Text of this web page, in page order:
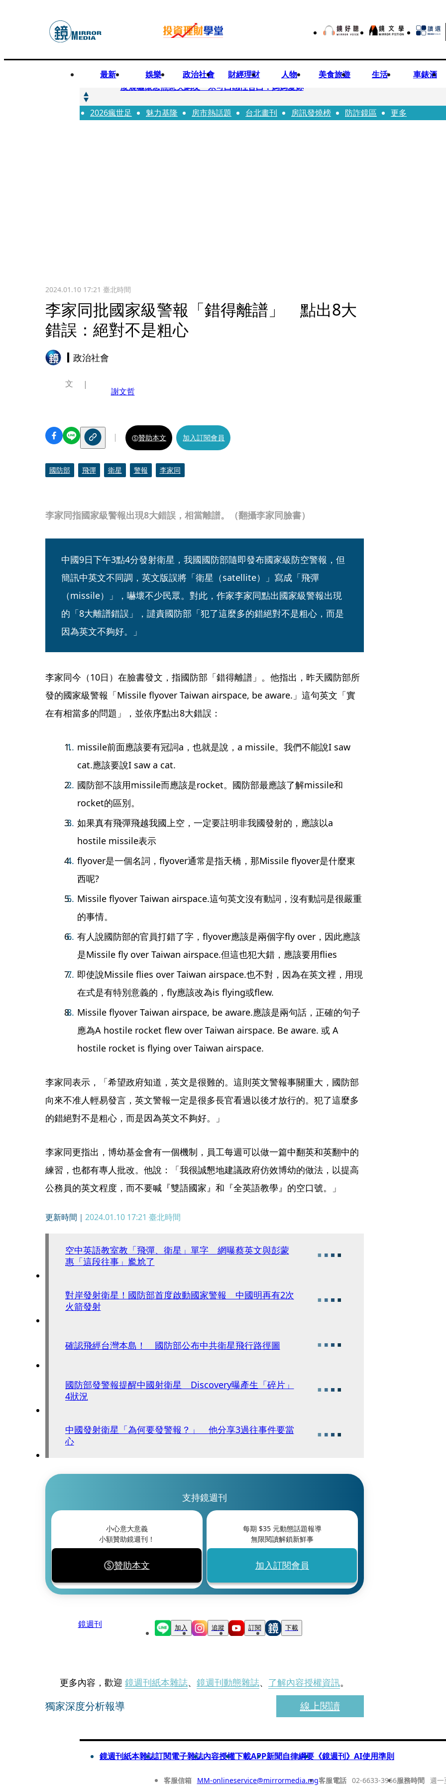
最新 娛樂 政治社會 財經理財 人物 美食旅遊 生活 車錶酒
快訊
凌晨曬懷念照惹哭網友 米可白感性告白：媽媽愛妳
快訊
酸民質疑民進黨「是不是有她裸照？」 黃智賢3點回嗆獲網友讚爆
2026瘋世足 魅力基隆 房市熱話題 台北畫刊 房訊發燒榜 防詐鏡區 更多
2024.01.10 17:21 臺北時間
李家同批國家級警報「錯得離譜」 點出8大
錯誤：絕對不是粗心
政治社會
李家同指國家級警報出現8大錯誤，相當離譜。（翻攝李家同臉書）
文
謝文哲
贊助本文 加入訂閱會員
國防部 飛彈 衛星 警報 李家同
中國9日下午3點4分發射衛星，我國國防部隨即發布國家級防空警報，但
簡訊中英文不同調，英文版誤將「衛星（satellite）」寫成「飛彈
（missile）」，嚇壞不少民眾。對此，作家李家同點出國家級警報出現
的「8大離譜錯誤」，譴責國防部「犯了這麼多的錯絕對不是粗心，而是
因為英文不夠好。」
李家同今（10日）在臉書發文，指國防部「錯得離譜」。他指出，昨天國防部所
發的國家級警報「Missile flyover Taiwan airspace, be aware.」這句英文「實
在有相當多的問題」，並依序點出8大錯誤：
missile前面應該要有冠詞a，也就是說，a missile。我們不能說I saw
cat.應該要說I saw a cat.
國防部不該用missile而應該是rocket。國防部最應該了解missile和
rocket的區別。
如果真有飛彈飛越我國上空，一定要註明非我國發射的，應該以a
hostile missile表示
flyover是一個名詞，flyover通常是指天橋，那Missile flyover是什麼東
西呢?
Missile flyover Taiwan airspace.這句英文沒有動詞，沒有動詞是很嚴重
的事情。
有人說國防部的官員打錯了字，flyover應該是兩個字fly over，因此應該
是Missile fly over Taiwan airspace.但這也犯大錯，應該要用flies
即使說Missile flies over Taiwan airspace.也不對，因為在英文裡，用現
在式是有特別意義的，fly應該改為is flying或flew.
Missile flyover Taiwan airspace, be aware.應該是兩句話，正確的句子
應為A hostile rocket flew over Taiwan airspace. Be aware. 或 A
hostile rocket is flying over Taiwan airspace.
李家同表示，「希望政府知道，英文是很難的。這則英文警報事關重大，國防部
向來不准人輕易發言，英文警報一定是很多長官看過以後才放行的。犯了這麼多
的錯絕對不是粗心，而是因為英文不夠好。」
李家同更指出，博幼基金會有一個機制，員工每週可以做一篇中翻英和英翻中的
練習，也都有專人批改。他說：「我很誠懇地建議政府仿效博幼的做法，以提高
公務員的英文程度，而不要喊『雙語國家』和『全英語教學』的空口號。」
更新時間｜ 2024.01.10 17:21 臺北時間
空中英語教室教「飛彈、衛星」單字 網曝蔡英文與彭蒙
惠「這段往事」尷尬了
對岸發射衛星！國防部首度啟動國家警報 中國明再有2次
火箭發射
確認飛經台灣本島！ 國防部公布中共衛星飛行路徑圖
國防部發警報提醒中國射衛星 Discovery曝產生「碎片」
4狀況
中國發射衛星「為何要發警報？」 他分享3過往事件要當
心
支持鏡週刊
小心意大意義
小額贊助鏡週刊！
贊助本文
每期 $35元動態話題報導
無限閱讀解鎖新鮮事
加入訂閱會員
鏡週刊 加入 追蹤 訂閱 下載
更多內容，歡迎 鏡週刊紙本雜誌、 鏡週刊動態雜誌、 了解內容授權資訊。
獨家深度分析報導 線上閱讀
鏡週刊紙本雜誌訂閱電子雜誌內容授權下載APP新聞自律綱要 《鏡週刊》AI使用準則
客服信箱 MM-onlineservice@mirrormedia.mg客服電話 02-6633-3966服務時間 週一